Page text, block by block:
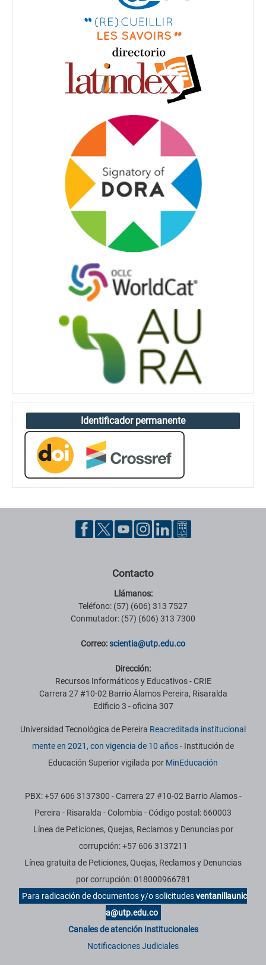
Identificador permanente
Contacto
Llámanos:
Teléfono: (57) (606) 313 7527
Conmutador: (57) (606) 313 7300
Correo:scientia@utp.edu.co
Dirección:
Recursos Informáticos y Educativos - CRIE
Carrera 27 #10-02 Barrio Álamos Pereira, Risaralda
Edificio 3 - oficina 307
Universidad Tecnológica de Pereira Reacreditada institucional
mente en 2021, con vigencia de 10 años- Institución de
Educación Superior vigilada por MinEducación
PBX: +57 606 3137300 - Carrera 27 #10-02 Barrio Alamos -
Pereira - Risaralda - Colombia - Código postal: 660003
Línea de Peticiones, Quejas, Reclamos y Denuncias por
corrupción: +57 606 3137211
Línea gratuita de Peticiones, Quejas, Reclamos y Denuncias
por corrupción: 018000966781
Para radicación de documentos y/o solicitudesventanillaunic
a@utp.edu.co
Canales de atención Institucionales
Notificaciones Judiciales